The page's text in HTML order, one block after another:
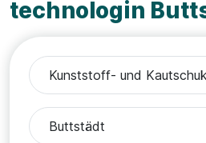
technologin